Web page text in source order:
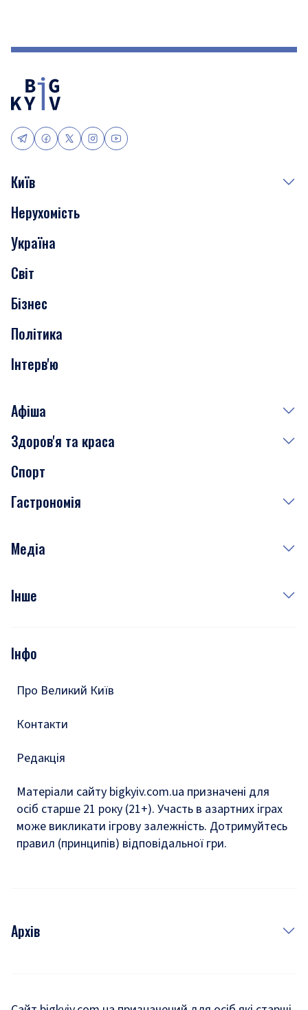
Київ
Події
Скандали
Нерухомість
Транспорт
Нерухомість
Україна
Світ
Бізнес
Політика
Інтерв'ю
Афіша
Сьогодні
Завтра
Субота
Здоров'я та краса
Медицина
Краса
Спорт
Гастрономія
Рецепти
Медіа
Фото
Подкасти
Інше
Тести
Інфо
Про Великий Київ
Контакти
Редакція
Матеріали сайту bigkyiv.com.ua призначені для
осіб старше 21 року (21+). Участь в азартних іграх
може викликати ігрову залежність. Дотримуйтесь
правил (принципів) відповідальної гри.
Архів